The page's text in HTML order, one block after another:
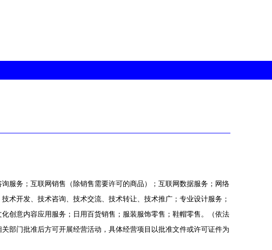
询服务；互联网销售（除销售需要许可的商品）；互联网数据服务；网络
术开发、技术咨询、技术交流、技术转让、技术推广；专业设计服务；
创意内容应用服务；日用百货销售；服装服饰零售；鞋帽零售。（依法
部门批准后方可开展经营活动，具体经营项目以批准文件或许可证件为